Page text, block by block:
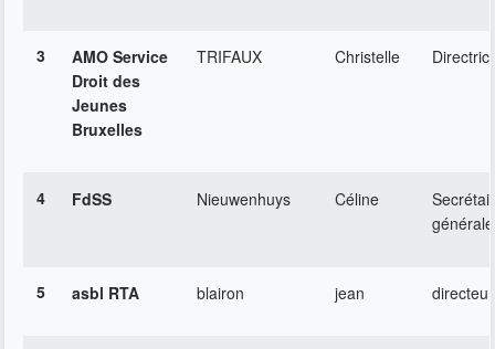
3
AMO Service
Droit des
Jeunes
Bruxelles
TRIFAUX Christelle
4 FdSS Nieuwenhuys Céline
générale
5 asbl RTA blairon jean directeur